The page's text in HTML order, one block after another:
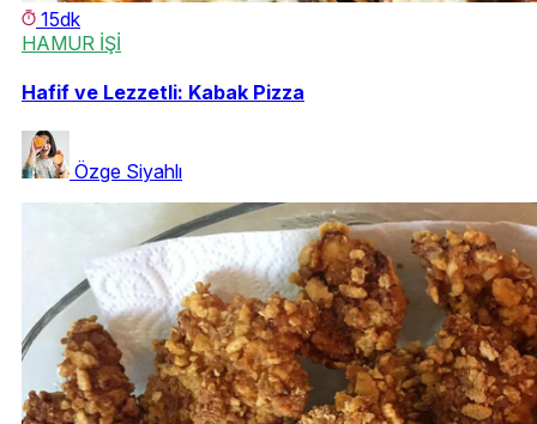
15dk
HAMUR İŞİ
Hafif ve Lezzetli: Kabak Pizza
Özge Siyahlı